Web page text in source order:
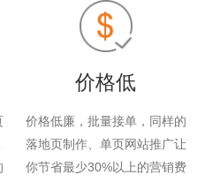
价格低
价格低廉，批量接单，同样的
落地页制作、单页网站推广让
你节省最少30%以上的营销费